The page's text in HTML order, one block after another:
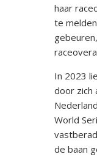
haar
te
In 2023
door zich
World
de baan